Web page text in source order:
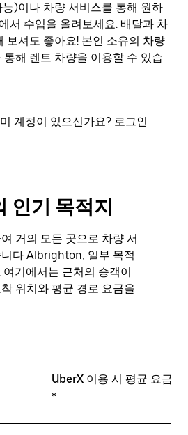
)이나 차량 서비스를 통해 원하
서 수입을 올려보세요. 배달과 차
보셔도 좋아요! 본인 소유의 차량
해 렌트 차량을 이용할 수 있습
계정이 있으신가요? 로그인
인기 목적지
거의 모든 곳으로 차량 서
다 Albrighton, 일부 목적
기에서는 근처의 승객이
위치와 평균 경로 요금을
UberX 이용 시 평균 요금
*